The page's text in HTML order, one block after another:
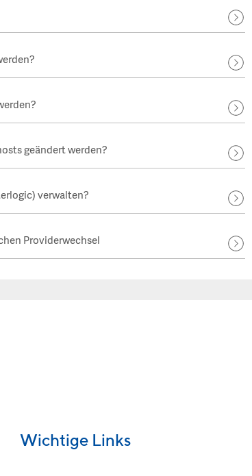
geändert werden?
verwalten?
Providerwechsel
Wichtige Links